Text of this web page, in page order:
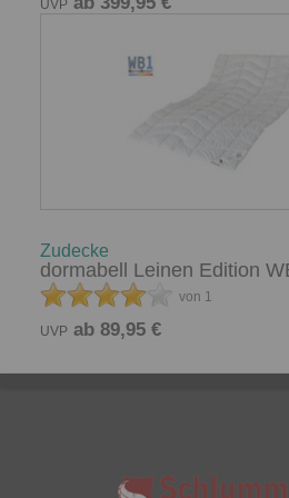
UVP
Zudecke
dormabell Leinen Edition
von 1
UVP ab 89,95 €